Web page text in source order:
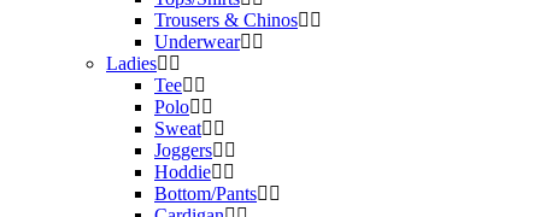
Trousers & Chinos
Underwear
Ladies
Tee
Polo
Sweat
Joggers
Hoddie
Bottom/Pants